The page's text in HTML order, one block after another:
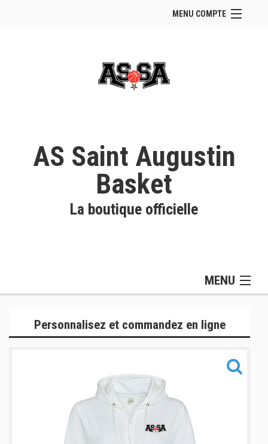
MENU COMPTE
Se connecter
Panier (vide)
AS Saint Augustin
Basket
La boutique officielle
MENU
Gamme Training
Personnalisez et commandez en ligne